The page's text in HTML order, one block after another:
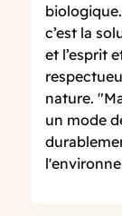
c’est la
et l’esprit
nature.
un mode